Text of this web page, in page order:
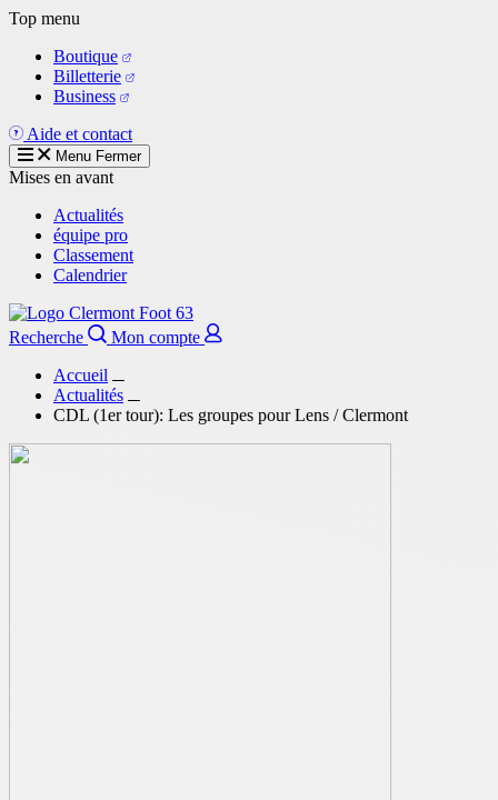
Aller
contenu
principal
Top menu
Boutique
Billetterie
Business
Aide et contact
Menu Fermer
Mises en avant
Actualités
équipe pro
Classement
Calendrier
Recherche
Mon compte
Accueil
Actualités
CDL (1er tour): Les groupes pour Lens / Clermont